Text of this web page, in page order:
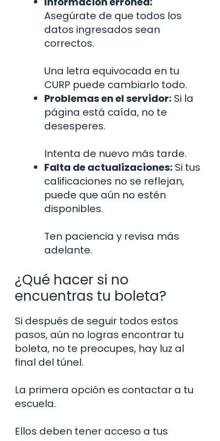
Asegúrate de que todos los
datos ingresados sean
correctos.
Una letra equivocada en tu
CURP puede cambiarlo todo.
Problemas en el servidor: Si la
página está caída, no te
desesperes.
Intenta de nuevo más tarde.
Falta de actualizaciones: Si tus
calificaciones no se reflejan,
puede que aún no estén
disponibles.
Ten paciencia y revisa más
adelante.
¿Qué hacer si no
encuentras tu boleta?
Si después de seguir todos estos
pasos, aún no logras encontrar tu
boleta, no te preocupes, hay luz al
final del túnel.
La primera opción es contactar a tu
escuela.
Ellos deben tener acceso a tus